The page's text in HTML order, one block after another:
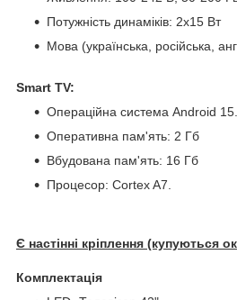
Потужність динаміків: 2х15 Вт
Мова (українська, російська,
Smart TV:
Операційна система Android
Оперативна пам'ять: 2 Гб
Вбудована пам'ять: 16 Гб
Процесор: Cortex A7.
Є настінні кріплення (купуються
Комплектація